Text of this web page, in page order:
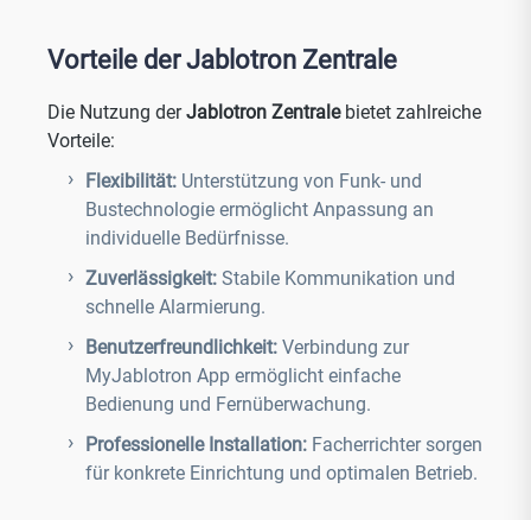
Vorteile der Jablotron Zentrale
Die Nutzung derJablotron Zentrale bietet zahlreiche
Vorteile:
Flexibilität: Unterstützung von Funk- und
Bustechnologie ermöglicht Anpassung an
individuelle Bedürfnisse.
Zuverlässigkeit: Stabile Kommunikation und
schnelle Alarmierung.
Benutzerfreundlichkeit: Verbindung zur
MyJablotron App ermöglicht einfache
Bedienung und Fernüberwachung.
Professionelle Installation: Facherrichter sorgen
für konkrete Einrichtung und optimalen Betrieb.